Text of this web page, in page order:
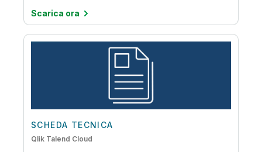
DataOps
Embedded Analytics
Migrazione dei dati al cloud
Qualità e governance dei dati
Streaming dei dati
Scarica ora
SCHEDA TECNICA
Qlik Talend Cloud